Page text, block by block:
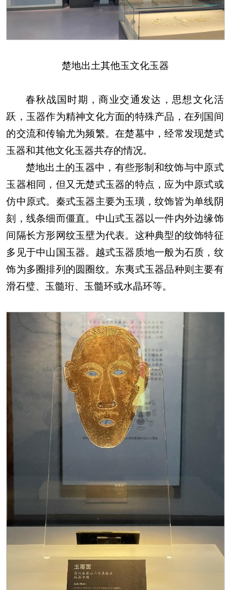
楚地出土其他玉文化玉器
春秋战国时期，商业交通发达，思想文化活
跃，玉器作为精神文化方面的特殊产品，在列国间
的交流和传输尤为频繁。在楚墓中，经常发现楚式
玉器和其他文化玉器共存的情况。
楚地出土的玉器中，有些形制和纹饰与中原式
玉器相同，但又无楚式玉器的特点，应为中原式或
仿中原式。秦式玉器主要为玉璜，纹饰皆为单线阴
刻，线条细而僵直。中山式玉器以一件内外边缘饰
间隔长方形网纹玉壁为代表。这种典型的纹饰特征
多见于中山国玉器。越式玉器质地一般为石质，纹
饰为多圈排列的圆圈纹。东夷式玉器品种则主要有
滑石璧、玉髓珩、玉髓环或水晶环等。